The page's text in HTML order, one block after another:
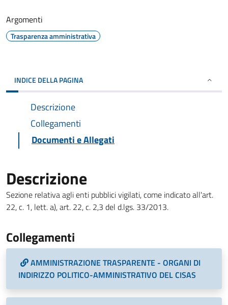
Argomenti
Trasparenza amministrativa
INDICE DELLA PAGINA
Descrizione
Collegamenti
Documenti e Allegati
Descrizione
Sezione relativa agli enti pubblici vigilati, come indicato all'art.
22, c. 1, lett. a), art. 22, c. 2,3 del d.lgs. 33/2013.
Collegamenti
AMMINISTRAZIONE TRASPARENTE - ORGANI DI
INDIRIZZO POLITICO-AMMINISTRATIVO DEL CISAS